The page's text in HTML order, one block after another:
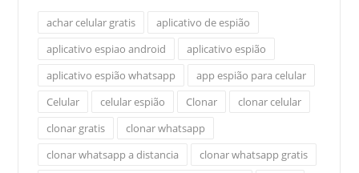
achar celular gratis
aplicativo de espião
aplicativo espiao android
aplicativo espião
aplicativo espião whatsapp
app espião para celular
Celular
celular espião Clonar
clonar celular
clonar gratis
clonar whatsapp
clonar whatsapp a distancia
clonar whatsapp gratis